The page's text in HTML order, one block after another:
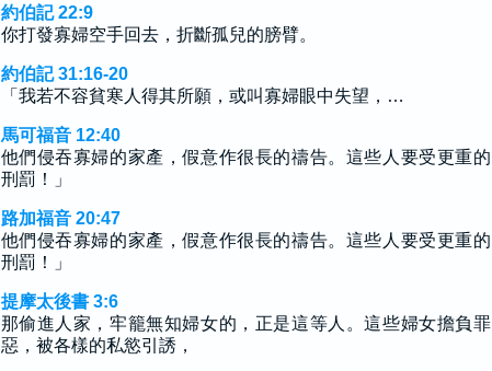
約伯記 22:9
你打發寡婦空手回去，折斷孤兒的膀臂。
約伯記 31:16-20
「我若不容貧寒人得其所願，或叫寡婦眼中失望，…
馬可福音 12:40
他們侵吞寡婦的家產，假意作很長的禱告。這些人要受更重的
刑罰！」
路加福音 20:47
他們侵吞寡婦的家產，假意作很長的禱告。這些人要受更重的
刑罰！」
提摩太後書 3:6
那偷進人家，牢籠無知婦女的，正是這等人。這些婦女擔負罪
惡，被各樣的私慾引誘，